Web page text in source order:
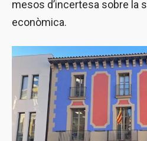
mesos d’incertesa sobre la
econòmica.